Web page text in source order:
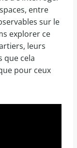
entre
sur le
explorer ce
leurs
que cela
pour ceux